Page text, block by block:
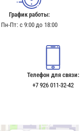
График работы:
Пн-Пт: с 9:00 до 18:00
Телефон для связи:
+7 926 011-32-42